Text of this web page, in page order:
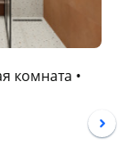
комната •